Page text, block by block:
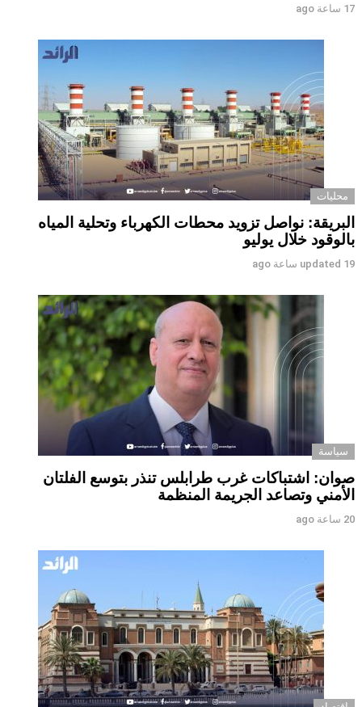
17 ساعة ago
محليات
البريقة: نواصل تزويد محطات الكهرباء وتحلية المياه
بالوقود خلال يوليو
updated 19 ساعة ago
سياسة
صوان: اشتباكات غرب طرابلس تنذر بتوسع الفلتان
الأمني وتصاعد الجريمة المنظمة
20 ساعة ago